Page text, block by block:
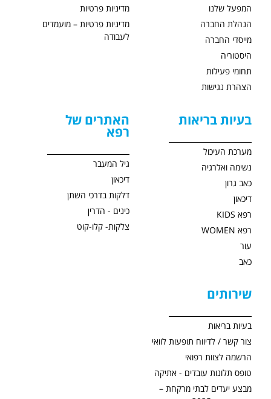
המפעל שלנו
הנהלת החברה
מייסדי החברה
היסטוריה
תחומי פעילות
הצהרת נגישות
מדיניות פרטיות
מדיניות פרטיות – מועמדים
לעבודה
בעיות בריאות
מערכת העיכול
נשימה ואלרגיה
כאב גרון
דיכאון
רפא KIDS
רפא WOMEN
עור
כאב
האתרים של
רפא
גיל המעבר
דיכאון
דלקות בדרכי השתן
כינים - הדרין
צלקות- קלו-קוט
שירותים
בעיות בריאות
צור קשר / לדיווח תופעות לוואי
הרשמה לצוות רפואי
טופס תלונות עובדים - אתיקה
מבצע יעדים לבתי מרקחת –